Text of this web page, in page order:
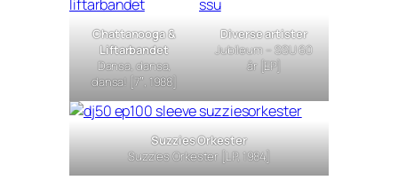
Chattanooga &
Liftarbandet
Dansa, dansa,
dansa! [7″, 1988]
Diverse artister
Jubileum – SSU 60
år [EP]
Suzzies Orkester
Suzzies Orkester [LP, 1984]